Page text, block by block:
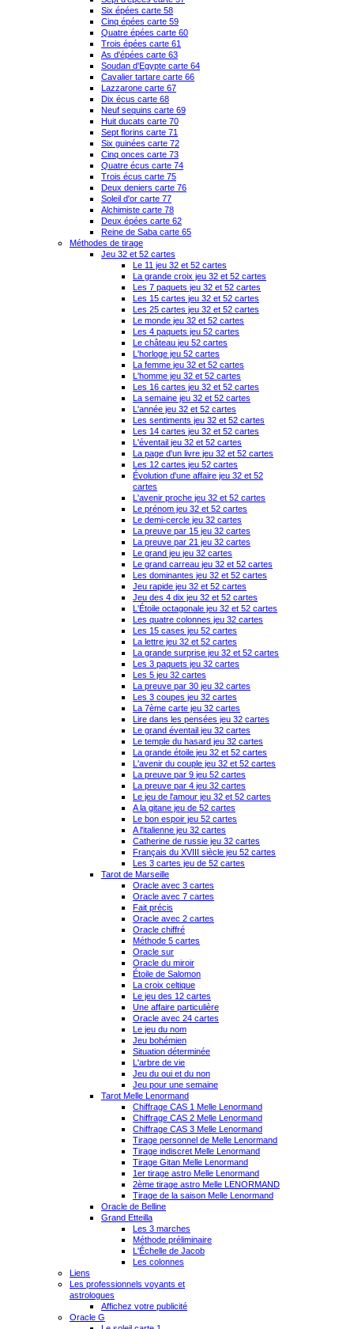
Six épées carte 58
Cinq épées carte 59
Quatre épées carte 60
Trois épées carte 61
As d'épées carte 63
Soudan d'Egypte carte 64
Cavalier tartare carte 66
Lazzarone carte 67
Dix écus carte 68
Neuf sequins carte 69
Huit ducats carte 70
Sept florins carte 71
Six guinées carte 72
Cinq onces carte 73
Quatre écus carte 74
Trois écus carte 75
Deux deniers carte 76
Soleil d'or carte 77
Alchimiste carte 78
Deux épées carte 62
Reine de Saba carte 65
Méthodes de tirage
Jeu 32 et 52 cartes
Le 11 jeu 32 et 52 cartes
La grande croix jeu 32 et 52 cartes
Les 7 paquets jeu 32 et 52 cartes
Les 15 cartes jeu 32 et 52 cartes
Les 25 cartes jeu 32 et 52 cartes
Le monde jeu 32 et 52 cartes
Les 4 paquets jeu 52 cartes
Le château jeu 52 cartes
L'horloge jeu 52 cartes
La femme jeu 32 et 52 cartes
L'homme jeu 32 et 52 cartes
Les 16 cartes jeu 32 et 52 cartes
La semaine jeu 32 et 52 cartes
L'année jeu 32 et 52 cartes
Les sentiments jeu 32 et 52 cartes
Les 14 cartes jeu 32 et 52 cartes
L'éventail jeu 32 et 52 cartes
La page d'un livre jeu 32 et 52 cartes
Les 12 cartes jeu 52 cartes
Évolution d'une affaire jeu 32 et 52
cartes
L'avenir proche jeu 32 et 52 cartes
Le prénom jeu 32 et 52 cartes
Le demi-cercle jeu 32 cartes
La preuve par 15 jeu 32 cartes
La preuve par 21 jeu 32 cartes
Le grand jeu jeu 32 cartes
Le grand carreau jeu 32 et 52 cartes
Les dominantes jeu 32 et 52 cartes
Jeu rapide jeu 32 et 52 cartes
Jeu des 4 dix jeu 32 et 52 cartes
L'Étoile octagonale jeu 32 et 52 cartes
Les quatre colonnes jeu 32 cartes
Les 15 cases jeu 52 cartes
La lettre jeu 32 et 52 cartes
La grande surprise jeu 32 et 52 cartes
Les 3 paquets jeu 32 cartes
Les 5 jeu 32 cartes
La preuve par 30 jeu 32 cartes
Les 3 coupes jeu 32 cartes
La 7ème carte jeu 32 cartes
Lire dans les pensées jeu 32 cartes
Le grand éventail jeu 32 cartes
Le temple du hasard jeu 32 cartes
La grande étoile jeu 32 et 52 cartes
L'avenir du couple jeu 32 et 52 cartes
La preuve par 9 jeu 52 cartes
La preuve par 4 jeu 32 cartes
Le jeu de l'amour jeu 32 et 52 cartes
A la gitane jeu de 52 cartes
Le bon espoir jeu 52 cartes
A l'italienne jeu 32 cartes
Catherine de russie jeu 32 cartes
Français du XVIII siècle jeu 52 cartes
Les 3 cartes jeu de 52 cartes
Tarot de Marseille
Oracle avec 3 cartes
Oracle avec 7 cartes
Fait précis
Oracle avec 2 cartes
Oracle chiffré
Méthode 5 cartes
Oracle sur
Oracle du miroir
Étoile de Salomon
La croix celtique
Le jeu des 12 cartes
Une affaire particulière
Oracle avec 24 cartes
Le jeu du nom
Jeu bohémien
Situation déterminée
L'arbre de vie
Jeu du oui et du non
Jeu pour une semaine
Tarot Melle Lenormand
Chiffrage CAS 1 Melle Lenormand
Chiffrage CAS 2 Melle Lenormand
Chiffrage CAS 3 Melle Lenormand
Tirage personnel de Melle Lenormand
Tirage indiscret Melle Lenormand
Tirage Gitan Melle Lenormand
1er tirage astro Melle Lenormand
2ème tirage astro Melle LENORMAND
Tirage de la saison Melle Lenormand
Oracle de Belline
Grand Etteilla
Les 3 marches
Méthode préliminaire
L'Échelle de Jacob
Les colonnes
Liens
Les professionnels voyants et
astrologues
Affichez votre publicité
Oracle G